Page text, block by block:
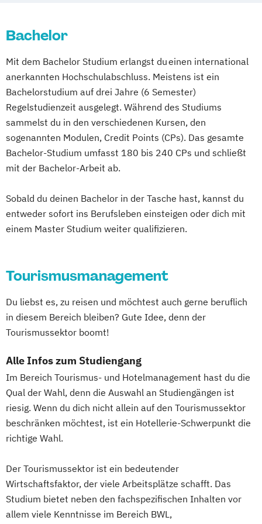
Bachelor
Mit dem Bachelor Studium erlangst du einen international
anerkannten Hochschulabschluss. Meistens ist ein
Bachelorstudium auf drei Jahre (6 Semester)
Regelstudienzeit ausgelegt. Während des Studiums
sammelst du in den verschiedenen Kursen, den
sogenannten Modulen, Credit Points (CPs). Das gesamte
Bachelor-Studium umfasst 180 bis 240 CPs und schließt
mit der Bachelor-Arbeit ab.
Sobald du deinen Bachelor in der Tasche hast, kannst du
entweder sofort ins Berufsleben einsteigen oder dich mit
einem Master Studium weiter qualifizieren.
Tourismusmanagement
Du liebst es, zu reisen und möchtest auch gerne beruflich
in diesem Bereich bleiben? Gute Idee, denn der
Tourismussektor boomt!
Alle Infos zum Studiengang
Im Bereich Tourismus- und Hotelmanagement hast du die
Qual der Wahl, denn die Auswahl an Studiengängen ist
riesig. Wenn du dich nicht allein auf den Tourismussektor
beschränken möchtest, ist ein Hotellerie-Schwerpunkt die
richtige Wahl.
Der Tourismussektor ist ein bedeutender
Wirtschaftsfaktor, der viele Arbeitsplätze schafft. Das
Studium bietet neben den fachspezifischen Inhalten vor
allem viele Kenntnisse im Bereich BWL,